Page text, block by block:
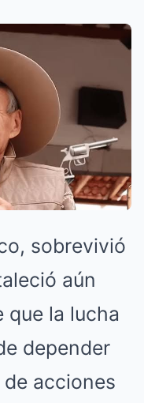
sobrevivió
aún
que la lucha
depender
acciones